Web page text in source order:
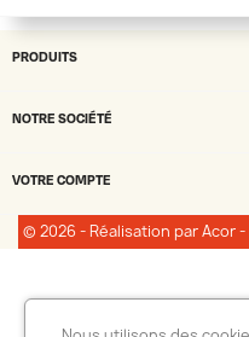
PRODUITS
NOTRE SOCIÉTÉ
VOTRE COMPTE
© 2026 - Réalisation par Acor